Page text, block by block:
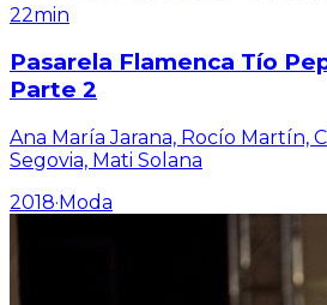
22min
Pasarela Flamenca Tío
Parte 2
Ana María Jarana, Rocío Martín,
Segovia, Mati Solana
2018·Moda